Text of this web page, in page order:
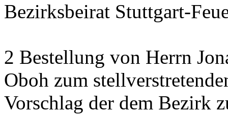
Bezirksbeirat Stuttgart-
2 Bestellung von Herrn
Oboh zum
Vorschlag der dem Bezirk